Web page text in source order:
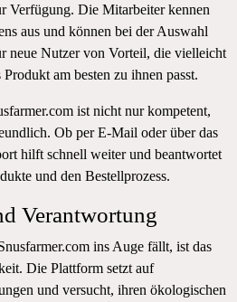
Verfügung. Die Mitarbeiter kennen
aus und können bei der Auswahl
neue Nutzer von Vorteil, die vielleicht
am besten zu ihnen passt.
ist nicht nur kompetent,
Ob per E-Mail oder über das
hilft schnell weiter und beantwortet
und den Bestellprozess.
Verantwortung
ins Auge fällt, ist das
Die Plattform setzt auf
und versucht, ihren ökologischen